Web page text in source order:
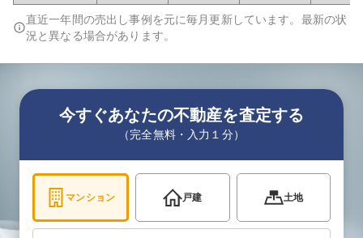
直近一年間の売出し事例を元に毎月更新しています。最新の状
況と異なる場合があります。
今すぐあなたの不動産を査定する
（完全無料・入力１分）
マンション 戸建 土地